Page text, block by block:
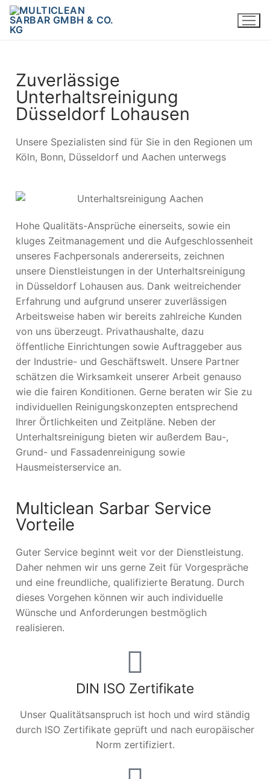
Zuverlässige
Unterhaltsreinigung
Düsseldorf Lohausen
Unsere Spezialisten sind für Sie in den Regionen um
Köln, Bonn, Düsseldorf und Aachen unterwegs
Hohe Qualitäts-Ansprüche einerseits, sowie ein
kluges Zeitmanagement und die Aufgeschlossenheit
unseres Fachpersonals andererseits, zeichnen
unsere Dienstleistungen in der Unterhaltsreinigung
in Düsseldorf Lohausen aus. Dank weitreichender
Erfahrung und aufgrund unserer zuverlässigen
Arbeitsweise haben wir bereits zahlreiche Kunden
von uns überzeugt. Privathaushalte, dazu
öffentliche Einrichtungen sowie Auftraggeber aus
der Industrie- und Geschäftswelt. Unsere Partner
schätzen die Wirksamkeit unserer Arbeit genauso
wie die fairen Konditionen. Gerne beraten wir Sie zu
individuellen Reinigungskonzepten entsprechend
Ihrer Örtlichkeiten und Zeitpläne. Neben der
Unterhaltsreinigung bieten wir außerdem Bau-,
Grund- und Fassadenreinigung sowie
Hausmeisterservice an.
Multiclean Sarbar Service
Vorteile
Guter Service beginnt weit vor der Dienstleistung.
Daher nehmen wir uns gerne Zeit für Vorgespräche
und eine freundliche, qualifizierte Beratung. Durch
dieses Vorgehen können wir auch individuelle
Wünsche und Anforderungen bestmöglich
realisieren.
DIN ISO Zertifikate
Unser Qualitätsanspruch ist hoch und wird ständig
durch ISO Zertifikate geprüft und nach europäischer
Norm zertifiziert.